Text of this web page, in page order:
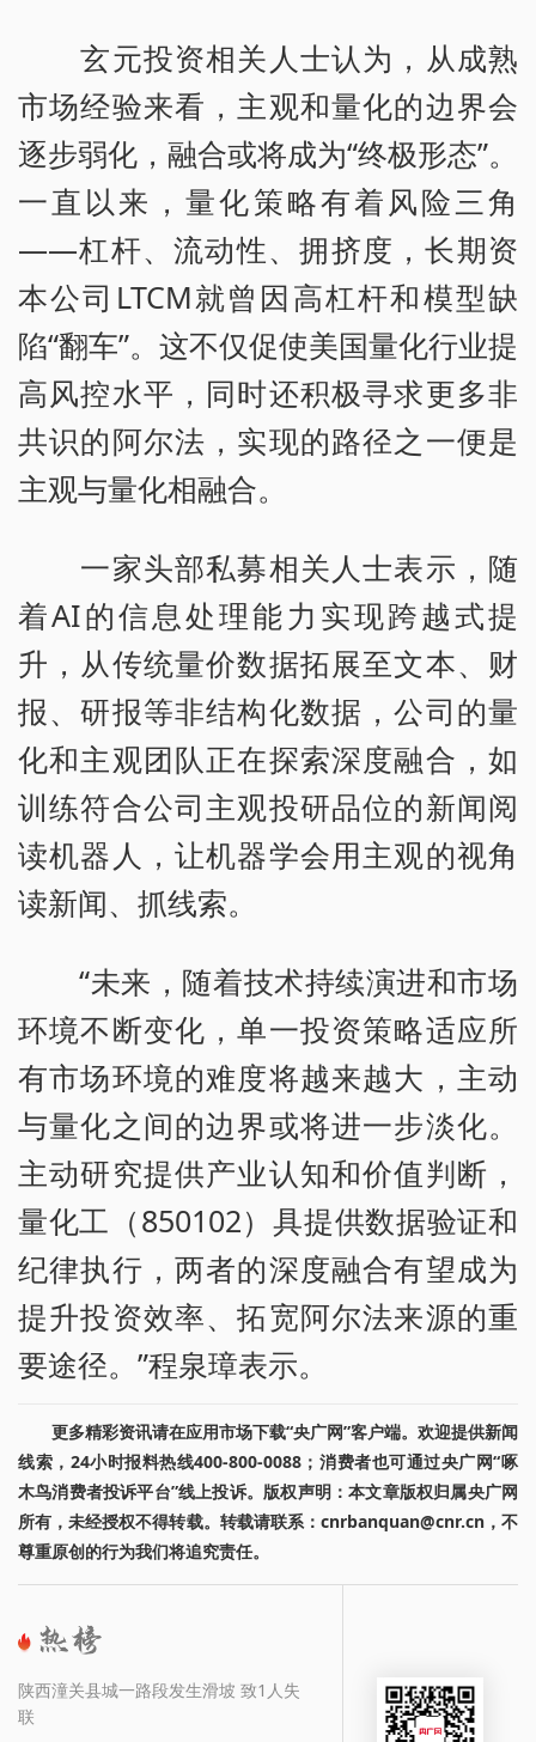
玄元投资相关人士认为，从成熟
市场经验来看，主观和量化的边界会
逐步弱化，融合或将成为“终极形态”。
一直以来，量化策略有着风险三角
——杠杆、流动性、拥挤度，长期资
本公司LTCM就曾因高杠杆和模型缺
陷“翻车”。这不仅促使美国量化行业提
高风控水平，同时还积极寻求更多非
共识的阿尔法，实现的路径之一便是
主观与量化相融合。
一家头部私募相关人士表示，随
着AI的信息处理能力实现跨越式提
升，从传统量价数据拓展至文本、财
报、研报等非结构化数据，公司的量
化和主观团队正在探索深度融合，如
训练符合公司主观投研品位的新闻阅
读机器人，让机器学会用主观的视角
读新闻、抓线索。
“未来，随着技术持续演进和市场
环境不断变化，单一投资策略适应所
有市场环境的难度将越来越大，主动
与量化之间的边界或将进一步淡化。
主动研究提供产业认知和价值判断，
量化工（850102）具提供数据验证和
纪律执行，两者的深度融合有望成为
提升投资效率、拓宽阿尔法来源的重
要途径。”程泉璋表示。
更多精彩资讯请在应用市场下载“央广网”客户端。欢迎提供新闻
线索，24小时报料热线400-800-0088；消费者也可通过央广网“啄
木鸟消费者投诉平台”线上投诉。版权声明：本文章版权归属央广网
所有，未经授权不得转载。转载请联系：cnrbanquan@cnr.cn，不
尊重原创的行为我们将追究责任。
陕西潼关县城一路段发生滑坡 致1人失
联